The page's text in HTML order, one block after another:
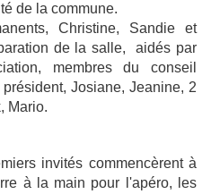
de la commune.
Christine, Sandie et
de la salle, aidés par
membres du conseil
Josiane, Jeanine, 2
Mario.
invités commencèrent à
à la main pour l'apéro, les